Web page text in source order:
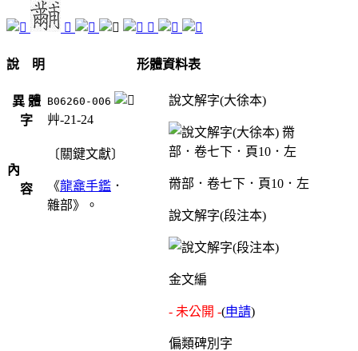
𦓞 𩠤
說 明
異 體
字
B06260-006
艸-21-24
內
容
〔關鍵文獻〕
《龍龕手鑑 ．
雜部》。
形體資料表
說文解字(大徐本)
黹部．卷七下．頁10．左
說文解字(段注本)
金文編
- 未公開 -(申請)
偏類碑別字